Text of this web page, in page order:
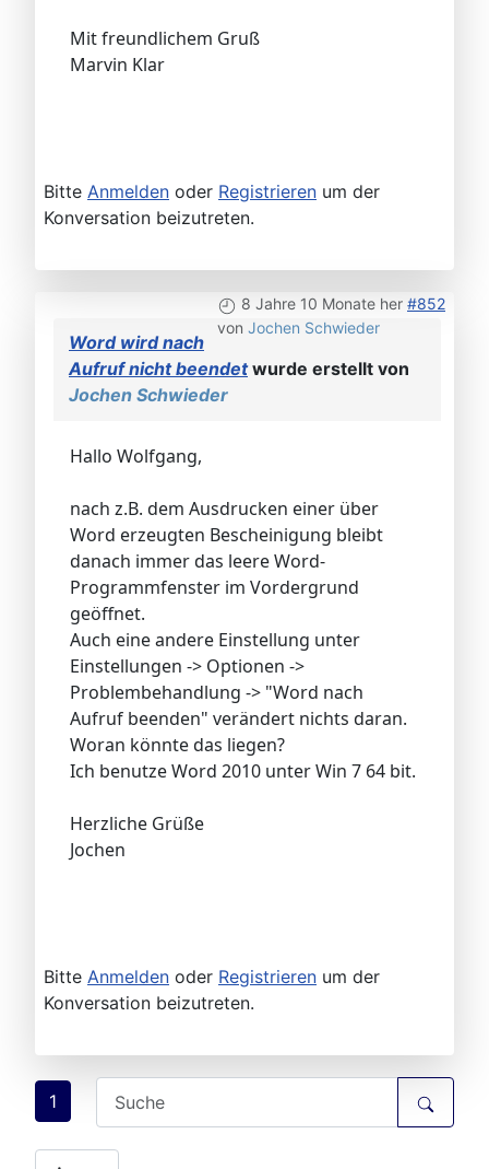
Mit freundlichem Gruß
Marvin Klar
Bitte Anmelden oder Registrieren um der
Konversation beizutreten.
8 Jahre 10 Monate her #852
von Jochen Schwieder
Word wird nach
Aufruf nicht beendetwurde erstellt von
Jochen Schwieder
Hallo Wolfgang,
nach z.B. dem Ausdrucken einer über
Word erzeugten Bescheinigung bleibt
danach immer das leere Word-
Programmfenster im Vordergrund
geöffnet.
Auch eine andere Einstellung unter
Einstellungen -> Optionen ->
Problembehandlung -> "Word nach
Aufruf beenden" verändert nichts daran.
Woran könnte das liegen?
Ich benutze Word 2010 unter Win 7 64 bit.
Herzliche Grüße
Jochen
Bitte Anmelden oder Registrieren um der
Konversation beizutreten.
1